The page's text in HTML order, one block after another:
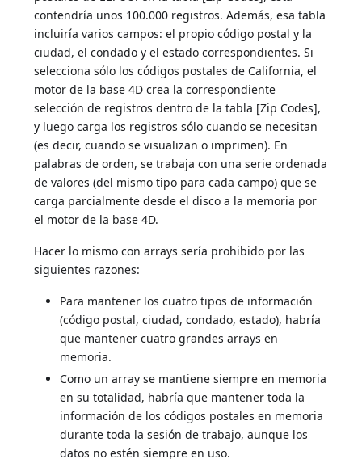
contendría unos 100.000 registros. Además, esa tabla
incluiría varios campos: el propio código postal y la
ciudad, el condado y el estado correspondientes. Si
selecciona sólo los códigos postales de California, el
motor de la base 4D crea la correspondiente
selección de registros dentro de la tabla [Zip Codes],
y luego carga los registros sólo cuando se necesitan
(es decir, cuando se visualizan o imprimen). En
palabras de orden, se trabaja con una serie ordenada
de valores (del mismo tipo para cada campo) que se
carga parcialmente desde el disco a la memoria por
el motor de la base 4D.
Hacer lo mismo con arrays sería prohibido por las
siguientes razones:
Para mantener los cuatro tipos de información
(código postal, ciudad, condado, estado), habría
que mantener cuatro grandes arrays en
memoria.
Como un array se mantiene siempre en memoria
en su totalidad, habría que mantener toda la
información de los códigos postales en memoria
durante toda la sesión de trabajo, aunque los
datos no estén siempre en uso.